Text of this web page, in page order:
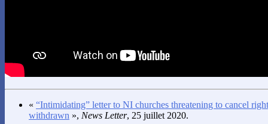
« “Intimidating” letter to NI churches threatening to cancel
withdrawn », News Letter, 25 juillet 2020.